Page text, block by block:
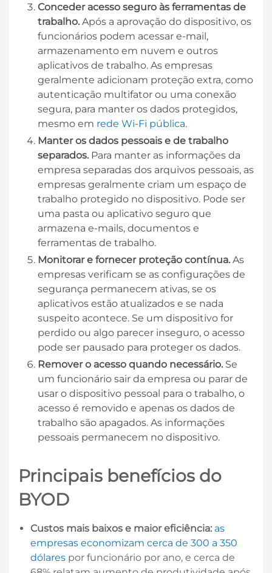
Conceder acesso seguro às ferramentas de
trabalho. Após a aprovação do dispositivo, os
funcionários podem acessar e-mail,
armazenamento em nuvem e outros
aplicativos de trabalho. As empresas
geralmente adicionam proteção extra, como
autenticação multifator ou uma conexão
segura, para manter os dados protegidos,
mesmo em rede Wi-Fi pública.
Manter os dados pessoais e de trabalho
separados. Para manter as informações da
empresa separadas dos arquivos pessoais, as
empresas geralmente criam um espaço de
trabalho protegido no dispositivo. Pode ser
uma pasta ou aplicativo seguro que
armazena e-mails, documentos e
ferramentas de trabalho.
Monitorar e fornecer proteção contínua. As
empresas verificam se as configurações de
segurança permanecem ativas, se os
aplicativos estão atualizados e se nada
suspeito acontece. Se um dispositivo for
perdido ou algo parecer inseguro, o acesso
pode ser pausado para proteger os dados.
Remover o acesso quando necessário. Se
um funcionário sair da empresa ou parar de
usar o dispositivo pessoal para o trabalho, o
acesso é removido e apenas os dados de
trabalho são apagados. As informações
pessoais permanecem no dispositivo.
Principais benefícios do
BYOD
Custos mais baixos e maior eficiência: as
empresas economizam cerca de 300 a 350
dólares por funcionário por ano, e cerca de